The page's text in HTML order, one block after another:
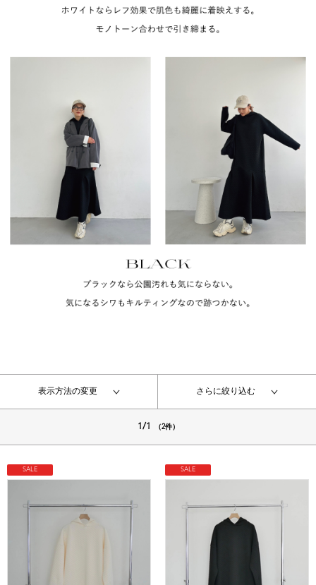
表示方法の変更 さらに絞り込む
1/1 （2件）
SALE SALE